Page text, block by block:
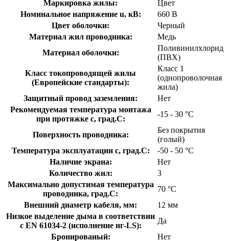
Маркировка жилы:
Цвет
Номинальное напряжение u, кВ:
660 В
Цвет оболочки:
Черный
Материал жил проводника:
Медь
Материал оболочки:
Поливинилхлорид
(ПВХ)
Класс токопроводящей жилы
(Европейские стандарты):
Класс 1
(однопроволочная
жила)
Защитный провод заземления:
Нет
Рекомендуемая температура монтажа
при протяжке с, град.C:
-15 - 30 °C
Поверхность проводника:
Без покрытия
(голый)
Температура эксплуатации с, град.C:
-50 - 50 °C
Наличие экрана:
Нет
Количество жил:
3
Максимально допустимая температура
проводника, град.C:
70 °C
Внешний диаметр кабеля, мм:
12 мм
Низкое выделение дыма в соответствии
с EN 61034-2 (исполнение нг-LS):
Да
Бронированый:
Нет